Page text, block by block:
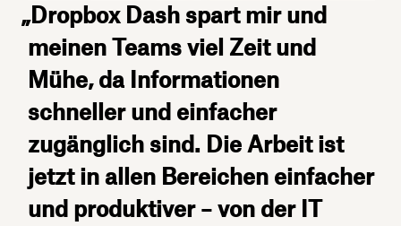
„Dropbox Dash spart mir und
meinen Teams viel Zeit und
Mühe, da Informationen
schneller und einfacher
zugänglich sind. Die Arbeit ist
jetzt in allen Bereichen einfacher
und produktiver – von der IT